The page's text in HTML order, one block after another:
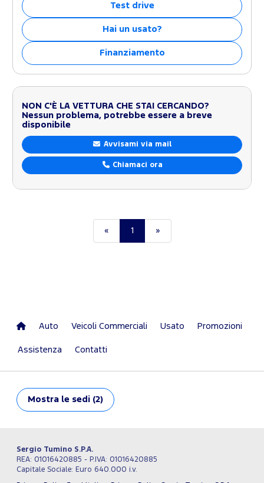
Test drive
Hai un usato?
Finanziamento
NON C'È LA VETTURA CHE STAI CERCANDO?
Nessun problema, potrebbe essere a breve
disponibile
Avvisami via mail
Chiamaci ora
« 1 »
Auto Veicoli Commerciali Usato Promozioni
Assistenza Contatti
Mostra le sedi (2)
Sergio Tumino S.P.A.
REA: 01016420885 - P.IVA: 01016420885
Capitale Sociale: Euro 640.000 i.v.